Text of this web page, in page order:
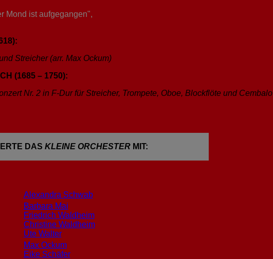
Mond ist aufgegangen",
Streicher (arr. Max Ockum)
(1685 – 1750):
Nr. 2 in F-Dur für Streicher, Trompete, Oboe, Blockflöte und Cembalo
DAS KLEINE ORCHESTERMIT:
Alexandra Schwab
Barbara Mai
Friedrich Waldheim
Christine Waldheim
Ute Walter
Max Ockum
Eike Schäfer